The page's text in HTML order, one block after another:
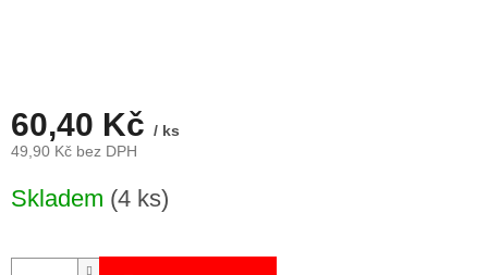
60,40 Kč / ks
49,90 Kč bez DPH
cena:
Skladem (4 ks)